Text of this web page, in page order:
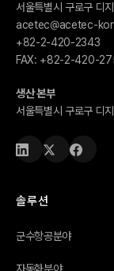
서울특별시 구로구 디
acetec@acetec-
+82-2-420-2343
FAX: +82-2-420-
생산 본부
서울특별시 구로구 디
솔루션
군수항공분야